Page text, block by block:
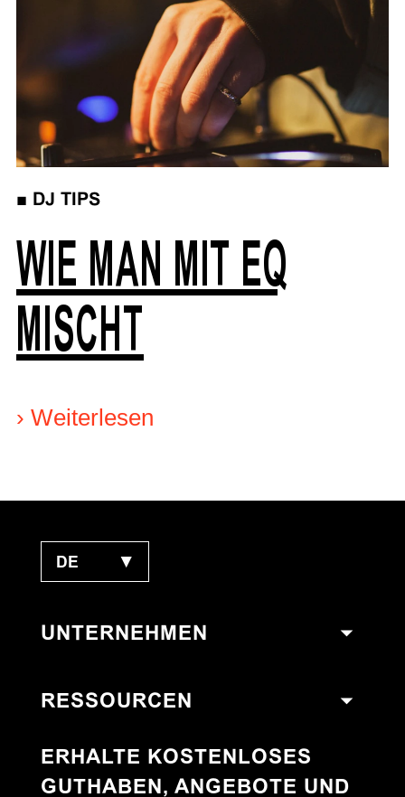
■ DJ TIPS
WIE MAN MIT EQ
MISCHT
› Weiterlesen
DE ▼
UNTERNEHMEN
RESSOURCEN
ERHALTE KOSTENLOSES
GUTHABEN, ANGEBOTE UND